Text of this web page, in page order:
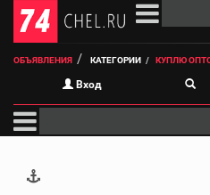
ОБЪЯВЛЕНИЯ КАТЕГОРИИ КУПЛЮ
Вход